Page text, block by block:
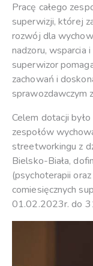
Pracę całego
superwizji, której
rozwój dla
nadzoru, wsparcia
superwizor
zachowań i
sprawozdawczym
Celem dotacji
zespołów
streetworkingu z
Bielsko-Biała,
(psychoterapii
comiesięcznych
01.02.2023r. do